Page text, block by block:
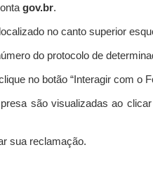
gov.br.
no canto superior
do protocolo de
no botão “Interagir com
são visualizadas ao
sua reclamação.